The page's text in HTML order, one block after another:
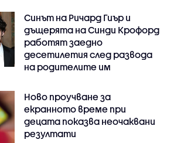
Синът на Ричард Гиър и
дъщерята на Синди Крофорд
работят заедно
десетилетия след развода
на родителите им
Ново проучване за
екранното време при
децата показва неочаквани
резултати